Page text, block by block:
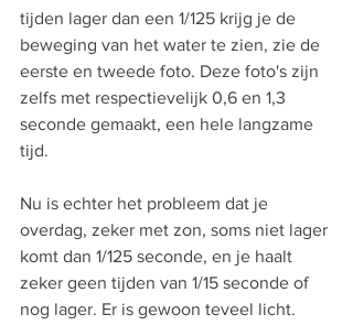
tijden lager dan een 1/125 krijg je de
beweging van het water te zien, zie de
eerste en tweede foto. Deze foto's zijn
zelfs met respectievelijk 0,6 en 1,3
seconde gemaakt, een hele langzame
tijd.
Nu is echter het probleem dat je
overdag, zeker met zon, soms niet lager
komt dan 1/125 seconde, en je haalt
zeker geen tijden van 1/15 seconde of
nog lager. Er is gewoon teveel licht.